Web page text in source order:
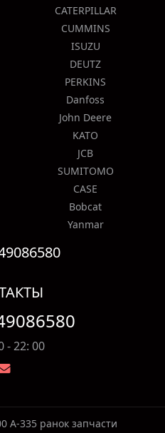
CATERPILLAR
CUMMINS
ISUZU
DEUTZ
PERKINS
Danfoss
John Deere
KATO
JCB
SUMITOMO
CASE
Bobcat
Yanmar
- 22: 00
A-335 ранок запчасти